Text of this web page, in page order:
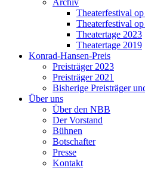
Theaterfestival
Theaterfestival
Theatertage 2023
Theatertage 2019
Konrad-Hansen-Preis
Preisträger 2023
Preisträger 2021
Bisherige Preisträger
Über uns
Über den NBB
Der Vorstand
Bühnen
Botschafter
Presse
Kontakt